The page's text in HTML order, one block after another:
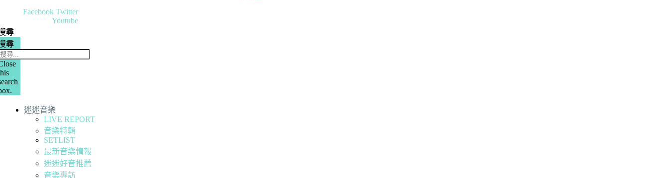
Facebook Twitter
Youtube
尋
尋
迷迷音樂
LIVE REPORT
音樂特輯
SETLIST
最新音樂情報
迷迷好音推薦
音樂專訪